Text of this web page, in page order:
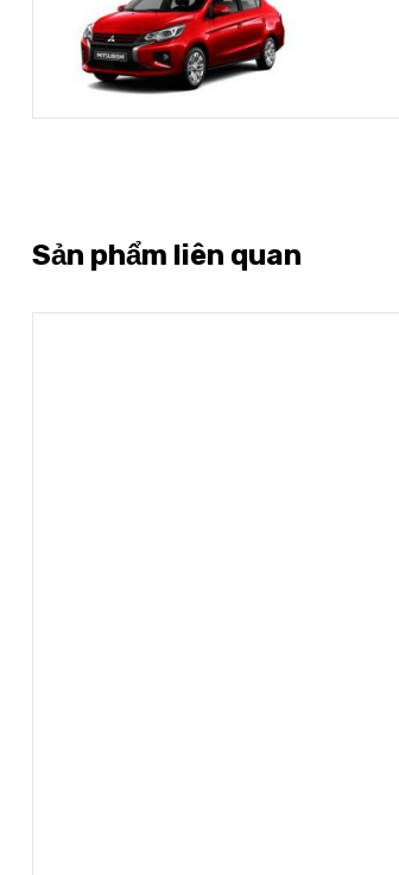
Sản phẩm liên quan